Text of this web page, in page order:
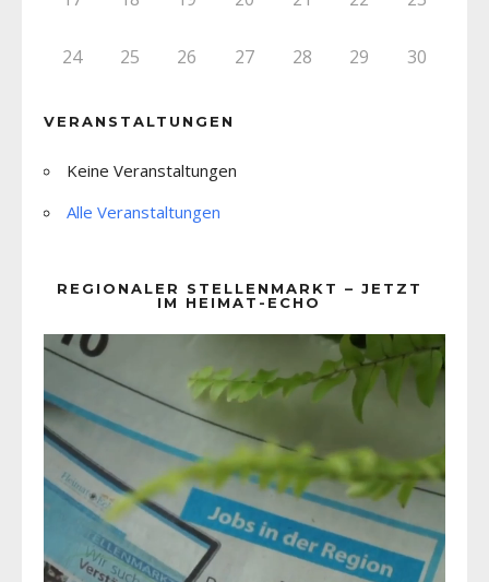
24 25 26 27 28 29 30
VERANSTALTUNGEN
Keine Veranstaltungen
Alle Veranstaltungen
REGIONALER STELLENMARKT – JETZT
IM HEIMAT-ECHO
Player